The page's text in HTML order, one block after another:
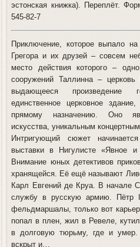
эстонская книжка). Переплёт.
545-82-7
Приключение, которое выпало
Грегора и их друзей – совсем
место действия которого –
сооружений Таллинна – церковь
выдающееся произведение
единственное церковное
прямому назначению. Оно
искусства, уникальным
Интригующий сюжет
выставки в Нигулисте «Явное
Внимание юных детективов
хранящейся. Её ещё называют
Карл Евгений де Круа. В начале
службу в русскую армию. Пётр
фельдмаршалы, только вот
попал в плен, жил в Ревеле,
в долговую тюрьму, где и
вскрыт и…